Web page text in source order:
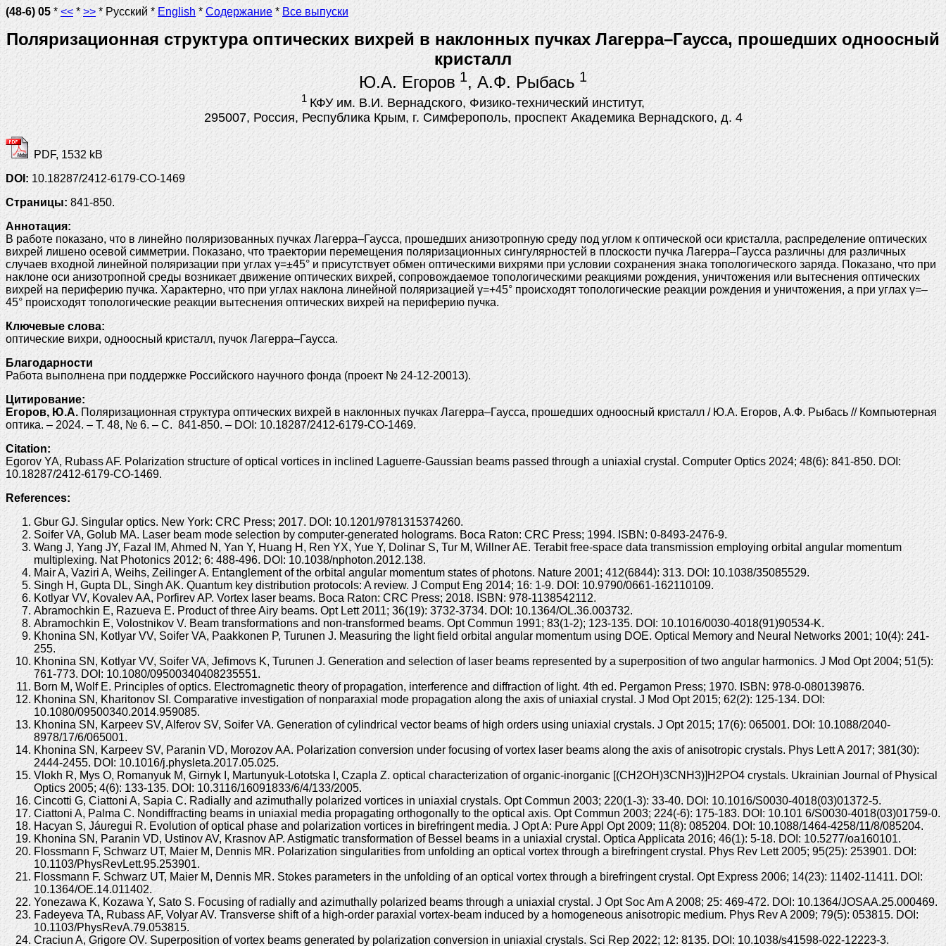
(48-6) 05 * << * >> * Русский * English * Содержание * Все выпуски
Поляризационная структура оптических вихрей в наклонных пучках Лагерра–Гаусса, прошедших одноосный
кристалл
Ю.А. Егоров 1, А.Ф. Рыбась1
1 КФУ им. В.И. Вернадского, Физико-технический институт,
295007, Россия, Республика Крым, г. Симферополь, проспект Академика Вернадского, д. 4
PDF, 1532 kB
DOI: 10.18287/2412-6179-CO-1469
Страницы:841-850.
Аннотация:
В работе показано, что в линейно поляризованных пучках Лагерра–Гаусса, прошедших анизотропную среду под углом к оптической оси кристалла, распределение оптических
вихрей лишено осевой симметрии. Показано, что траектории перемещения поляризационных сингулярностей в плоскости пучка Лагерра–Гаусса различны для различных
случаев входной линейной поляризации при углах γ=±45° и присутствует обмен оптическими вихрями при условии сохранения знака топологического заряда. Показано, что при
наклоне оси анизотропной среды возникает движение оптических вихрей, сопровождаемое топологическими реакциями рождения, уничтожения или вытеснения оптических
вихрей на периферию пучка. Характерно, что при углах наклона линейной поляризацией γ=+45° происходят топологические реакции рождения и уничтожения, а при углах γ=–
45° происходят топологические реакции вытеснения оптических вихрей на периферию пучка.
Ключевые слова:
оптические вихри, одноосный кристалл, пучок Лагерра–Гаусса.
Благодарности
Работа выполнена при поддержке Российского научного фонда (проект № 24-12-20013).
Цитирование:
Егоров, Ю.А. Поляризационная структура оптических вихрей в наклонных пучках Лагерра–Гаусса, прошедших одноосный кристалл / Ю.А. Егоров, А.Ф. Рыбась // Компьютерная
оптика. – 2024. – Т. 48, № 6. – С. 841-850. – DOI: 10.18287/2412-6179-CO-1469.
Citation:
Egorov YA, Rubass AF. Polarization structure of optical vortices in inclined Laguerre-Gaussian beams passed through a uniaxial crystal. Computer Optics 2024; 48(6): 841-850. DOI:
10.18287/2412-6179-CO-1469.
References:
Gbur GJ. Singular optics. New York: CRC Press; 2017. DOI: 10.1201/9781315374260.
Soifer VA, Golub MA. Laser beam mode selection by computer-generated holograms. Boca Raton: CRC Press; 1994. ISBN: 0-8493-2476-9.
Wang J, Yang JY, Fazal IM, Ahmed N, Yan Y, Huang H, Ren YX, Yue Y, Dolinar S, Tur M, Willner AE. Terabit free-space data transmission employing orbital angular momentum
multiplexing. Nat Photonics 2012; 6: 488-496. DOI: 10.1038/nphoton.2012.138.
Mair A, Vaziri A, Weihs, Zeilinger A. Entanglement of the orbital angular momentum states of photons. Nature 2001; 412(6844): 313. DOI: 10.1038/35085529.
Singh H, Gupta DL, Singh AK. Quantum key distribution protocols: A review. J Comput Eng 2014; 16: 1-9. DOI: 10.9790/0661-162110109.
Kotlyar VV, Kovalev AA, Porfirev AP. Vortex laser beams. Boca Raton: CRC Press; 2018. ISBN: 978-1138542112.
Abramochkin E, Razueva E. Product of three Airy beams. Opt Lett 2011; 36(19): 3732-3734. DOI: 10.1364/OL.36.003732.
Abramochkin E, Volostnikov V. Beam transformations and non-transformed beams. Opt Commun 1991; 83(1-2); 123-135. DOI: 10.1016/0030-4018(91)90534-K.
Khonina SN, Kotlyar VV, Soifer VA, Paakkonen P, Turunen J. Measuring the light field orbital angular momentum using DOE. Optical Memory and Neural Networks 2001; 10(4): 241-
255.
Khonina SN, Kotlyar VV, Soifer VA, Jefimovs K, Turunen J. Generation and selection of laser beams represented by a superposition of two angular harmonics. J Mod Opt 2004; 51(5):
761-773. DOI: 10.1080/09500340408235551.
Born M, Wolf E. Principles of optics. Electromagnetic theory of propagation, interference and diffraction of light. 4th ed. Pergamon Press; 1970. ISBN: 978-0-080139876.
Khonina SN, Kharitonov SI. Comparative investigation of nonparaxial mode propagation along the axis of uniaxial crystal. J Mod Opt 2015; 62(2): 125-134. DOI:
10.1080/09500340.2014.959085.
Khonina SN, Karpeev SV, Alferov SV, Soifer VA. Generation of cylindrical vector beams of high orders using uniaxial crystals. J Opt 2015; 17(6): 065001. DOI: 10.1088/2040-
8978/17/6/065001.
Khonina SN, Karpeev SV, Paranin VD, Morozov AA. Polarization conversion under focusing of vortex laser beams along the axis of anisotropic crystals. Phys Lett A 2017; 381(30):
2444-2455. DOI: 10.1016/j.physleta.2017.05.025.
Vlokh R, Mys O, Romanyuk M, Girnyk I, Martunyuk-Lototska I, Czapla Z. optical characterization of organic-inorganic [(CH2OH)3CNH3)]H2PO4 crystals. Ukrainian Journal of Physical
Optics 2005; 4(6): 133-135. DOI: 10.3116/16091833/6/4/133/2005.
Cincotti G, Ciattoni A, Sapia C. Radially and azimuthally polarized vortices in uniaxial crystals. Opt Commun 2003; 220(1-3): 33-40. DOI: 10.1016/S0030-4018(03)01372-5.
Ciattoni A, Palma C. Nondiffracting beams in uniaxial media propagating orthogonally to the optical axis. Opt Commun 2003; 224(-6): 175-183. DOI: 10.101 6/S0030-4018(03)01759-0.
Hacyan S, Jáuregui R. Evolution of optical phase and polarization vortices in birefringent media. J Opt A: Pure Appl Opt 2009; 11(8): 085204. DOI: 10.1088/1464-4258/11/8/085204.
Khonina SN, Paranin VD, Ustinov AV, Krasnov AP. Astigmatic transformation of Bessel beams in a uniaxial crystal. Optica Applicata 2016; 46(1): 5-18. DOI: 10.5277/oa160101.
Flossmann F, Schwarz UT, Maier M, Dennis MR. Polarization singularities from unfolding an optical vortex through a birefringent crystal. Phys Rev Lett 2005; 95(25): 253901. DOI:
10.1103/PhysRevLett.95.253901.
Flossmann F. Schwarz UT, Maier M, Dennis MR. Stokes parameters in the unfolding of an optical vortex through a birefringent crystal. Opt Express 2006; 14(23): 11402-11411. DOI:
10.1364/OE.14.011402.
Yonezawa K, Kozawa Y, Sato S. Focusing of radially and azimuthally polarized beams through a uniaxial crystal. J Opt Soc Am A 2008; 25: 469-472. DOI: 10.1364/JOSAA.25.000469.
Fadeyeva TA, Rubass AF, Volyar AV. Transverse shift of a high-order paraxial vortex-beam induced by a homogeneous anisotropic medium. Phys Rev A 2009; 79(5): 053815. DOI:
10.1103/PhysRevA.79.053815.
Craciun A, Grigore OV. Superposition of vortex beams generated by polarization conversion in uniaxial crystals. Sci Rep 2022; 12: 8135. DOI: 10.1038/s41598-022-12223-3.